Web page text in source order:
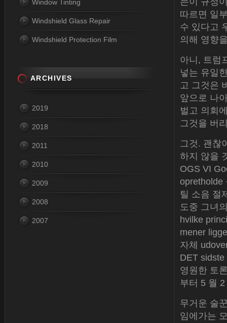
따르면 일
수 있다고
의해 영향
아니, 트럼
넣는 유일
고 그것은
앞으로 나
벌고 의회
그것을 버
그것. 괜찮
하지 않을
OGS VI
opretholde
틸 소음 절
도중 그녀
hvilke
mener
자체
DET
영원한 토
부터 5 월
무거운 술
임에가는
Window Tinting
Windshield Glass Repair
Windshield Protection Film
ARCHIVES
2019
2018
2011
2010
2009
2008
2007